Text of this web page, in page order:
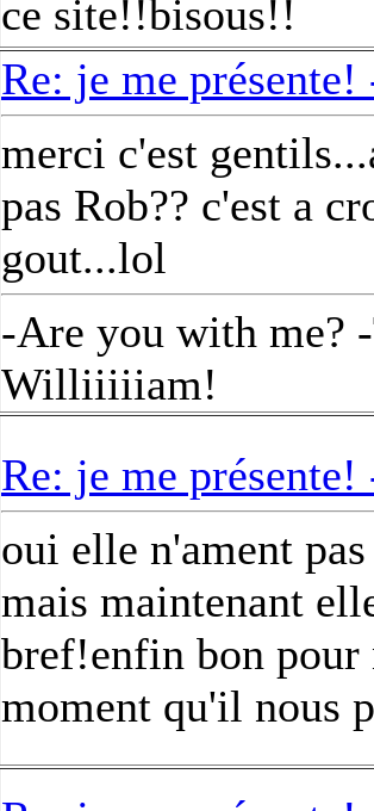
ce site!!bisous!!
Re: je me
merci c'est
pas Rob?? c'est a
gout...lol
-Are you with me?
Williiiiiam!
Re: je me
oui elle n'ament
mais maintenant
bref!enfin bon pour
moment qu'il nous